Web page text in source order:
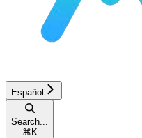
Español
Search...
⌘ K